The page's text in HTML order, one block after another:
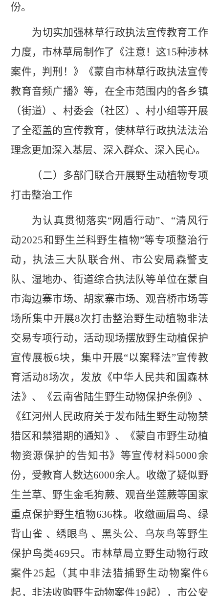
份。
为切实加强林草行政执法宣传教育工作
力度， 市林草局制作了《注意！这15种涉林
案件，判刑！》《蒙自市林草行政执法宣传
教育音频广播》等，在全市范围内的各乡镇
（街道）、村委会（社区）、村小组等开展
了全覆盖的宣传教育，使林草行政执法法治
理念更加深入基层、深入群众、深入民心。
（二）多部门联合开展野生动植物专项
打击整治工作
为认真贯彻落实“网盾行动”、 “清风行
动2025和野生兰科野生植物”等专项整治行
动，执法三大队联合州 、市公安局森警支
队、湿地办、街道综合执法队等单位在蒙自
市海边寨市场、胡家寨市场、观音桥市场等
场所集中开展8次打击整治野生动植物非法
交易专项行动，活动现场摆放野生动植保护
宣传展板6块，集中开展“以案释法”宣传教
育活动8场次，发放《中华人民共和国森林
法》、《云南省陆生野生动物保护条例》、
《红河州人民政府关于发布陆生野生动物禁
猎区和禁猎期的通知》、《蒙自市野生动植
物资源保护的告知书》等宣传材料5000余
份，受教育人数达6000余人。收缴了疑似野
生兰草、野生金毛狗蕨、观音坐莲蕨等国家
重点保护野生植物636株。收缴画眉鸟、 绿
背山雀 、绣眼鸟 、 黑头公、乌灰鸟等野生
保护鸟类469只。 市林草局立野生动物行政
案件25起 （ 其中非法猎捕野生动物案件6
起，非法收购野生动物案件19起），市公安